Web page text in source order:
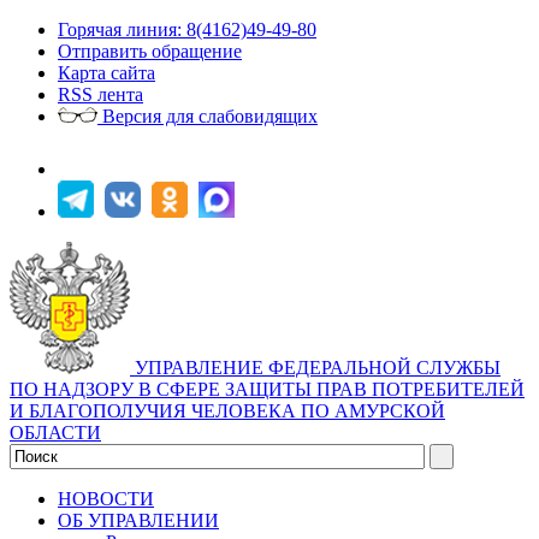
Горячая линия: 8(4162)49-49-80
Отправить обращение
Карта сайта
RSS лента
Версия для слабовидящих
УПРАВЛЕНИЕ ФЕДЕРАЛЬНОЙ СЛУЖБЫ
ПО НАДЗОРУ В СФЕРЕ ЗАЩИТЫ ПРАВ ПОТРЕБИТЕЛЕЙ
И БЛАГОПОЛУЧИЯ ЧЕЛОВЕКА ПО АМУРСКОЙ
ОБЛАСТИ
НОВОСТИ
ОБ УПРАВЛЕНИИ